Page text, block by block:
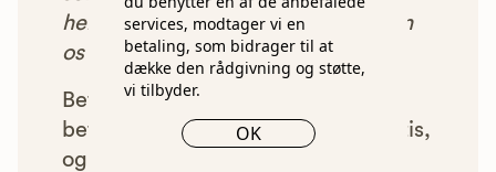
services, modtager vi en
betaling, som bidrager til at
dække den rådgivning og støtte,
vi tilbyder.
OK
henvist dig til, betaler bedemanden
os et beløb for denne henvisning.
Betalingen for vores henvisninger
betyder, at vores rådgivning er gratis,
og at vi samtidig kan tilbyde vores